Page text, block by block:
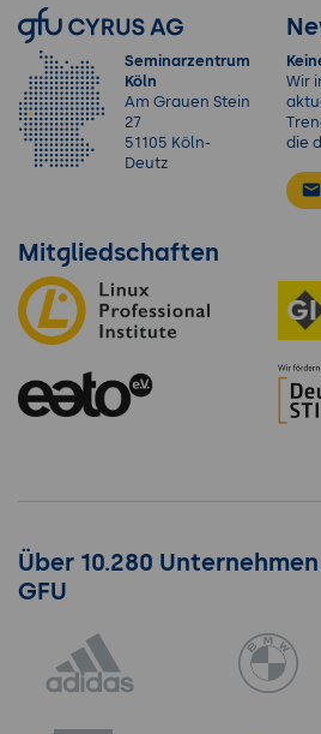
Seminarzentrum
Köln
Am Grauen Stein
27
51105 Köln-
Deutz
Wir
die
Mitgliedschaften
Über 10.280
GFU